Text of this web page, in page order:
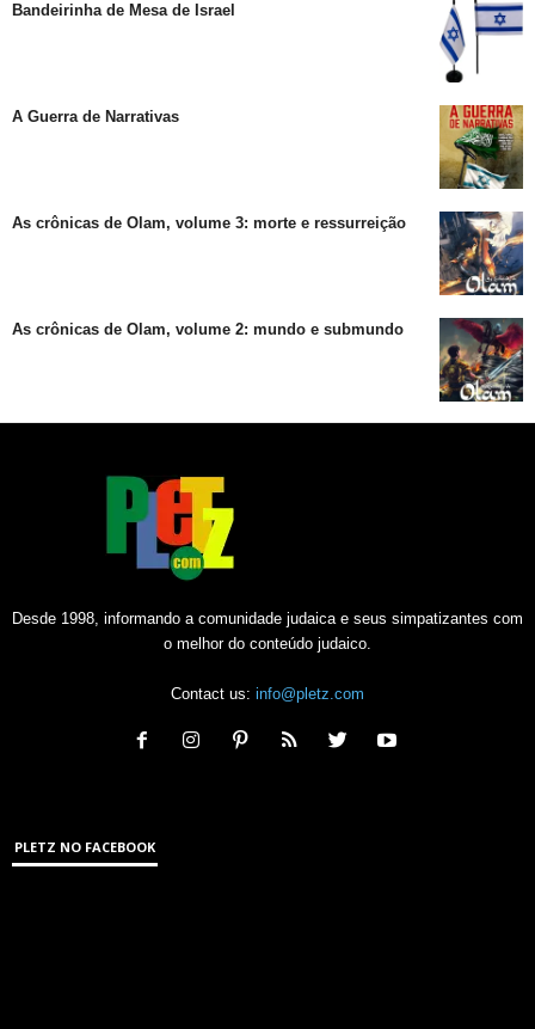
Bandeirinha de Mesa de Israel
A Guerra de Narrativas
As crônicas de Olam, volume 3: morte e ressurreição
As crônicas de Olam, volume 2: mundo e submundo
Desde 1998, informando a comunidade judaica e seus simpatizantes com
o melhor do conteúdo judaico.
Contact us: info@pletz.com
PLETZ NO FACEBOOK